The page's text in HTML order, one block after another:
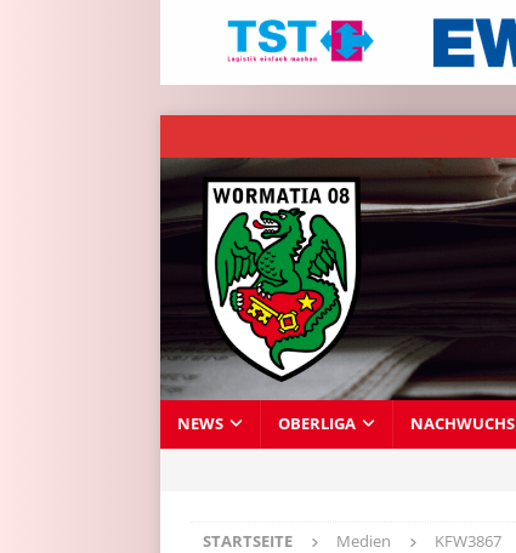
NEWS OBERLIGA NACHWUCHS
STARTSEITE Medien KFW3867